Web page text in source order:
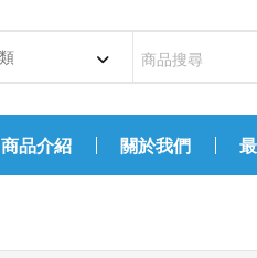
商品介紹 關於我們